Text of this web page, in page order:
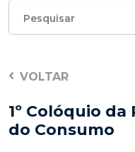
Pesquisar
VOLTAR
1º Colóquio
do Consumo